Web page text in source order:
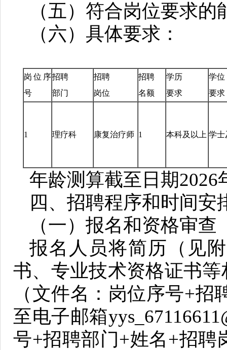
（五）符合岗位要求的
（六）具体要求：
岗位序
号
招聘
部门
招聘
岗位
招聘
名额
学历
要求
学位
要求
1 理疗科 康复治疗师 1 本科及以上 学士
年龄测算截至日期2026
四、招聘程序和时间安
（一）报名和资格审查
报名人员将简历（见
书、专业技术资格证书
（文件名：岗位序号+
至电子邮箱
号+招聘部门+姓名+招聘